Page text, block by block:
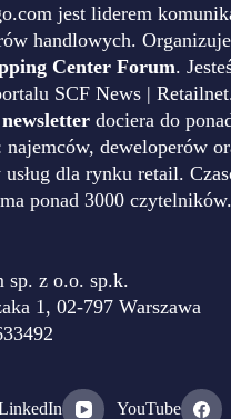
jest liderem
handlowych.
Center Forum.
SCF News |
dociera do
deweloperów
usług dla rynku retail.
ma ponad 3000 czytelników.
sp. z o.o. sp.k.
1, 02-797 Warszawa
YouTube